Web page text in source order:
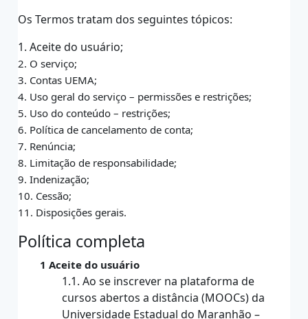
Os Termos tratam dos seguintes tópicos:
1. Aceite do usuário;
2. O serviço;
3. Contas UEMA;
4. Uso geral do serviço – permissões e restrições;
5. Uso do conteúdo – restrições;
6. Política de cancelamento de conta;
7. Renúncia;
8. Limitação de responsabilidade;
9. Indenização;
10. Cessão;
11. Disposições gerais.
Política completa
1 Aceite do usuário
1.1. Ao se inscrever na plataforma de
cursos abertos a distância (MOOCs) da
Universidade Estadual do Maranhão –